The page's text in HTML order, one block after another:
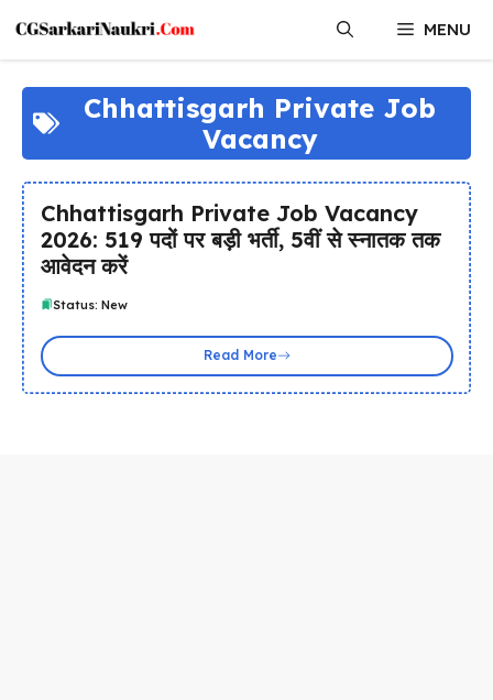
content
MENU
Chhattisgarh Private Job
Vacancy
Chhattisgarh Private Job Vacancy
2026: 519 पदों पर बड़ी भर्ती, 5वीं से स्नातक तक
आवेदन करें
Status: New
Read More